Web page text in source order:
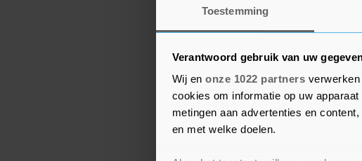
Toestemming
Verantwoord gebruik van uw
Wij en onze 1022 partners
cookies om informatie op uw
metingen aan advertenties en
en met welke doelen.
"Vanuit het principe 'de
naar manieren om de
zegt TenneT-topvrouw Manon
"Bijvoorbeeld door ervoor te
voordeel hebben bij het net op
meebetalen. Denk daarbij aan
bekostiging via de markt of